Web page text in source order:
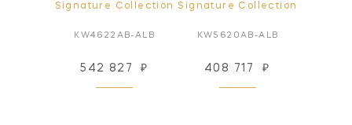
Signature Collection
KW4622AB-ALB
542 827 ₽
Signature Collection
KW5620AB-ALB
408 717 ₽